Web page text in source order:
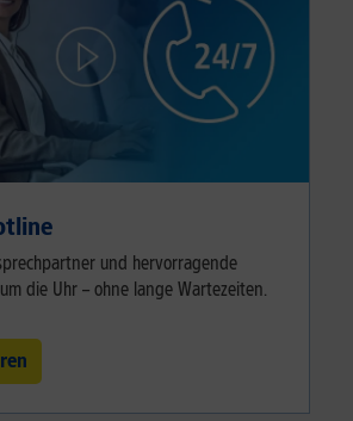
und hervorragende
die Uhr – ohne lange Wartezeiten.